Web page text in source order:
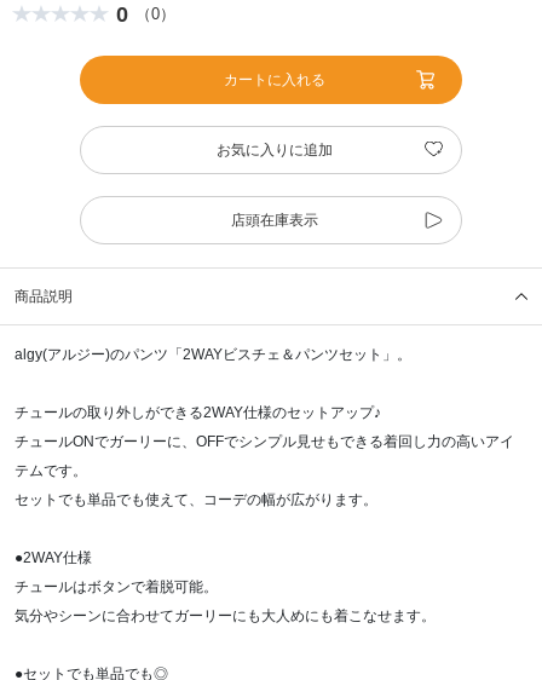
0 （0）
カートに入れる
お気に入りに追加
店頭在庫表示
商品説明
algy(アルジー)のパンツ「2WAYビスチェ＆パンツセット」。
チュールの取り外しができる2WAY仕様のセットアップ♪
チュールONでガーリーに、OFFでシンプル見せもできる着回し力の高いアイ
テムです。
セットでも単品でも使えて、コーデの幅が広がります。
●2WAY仕様
チュールはボタンで着脱可能。
気分やシーンに合わせてガーリーにも大人めにも着こなせます。
●セットでも単品でも◎